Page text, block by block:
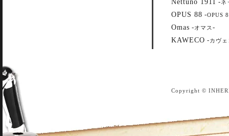
-ネ
OPUS 88 -OPUS
Omas -オマス -
KAWECO -カヴェ
Copyright ©